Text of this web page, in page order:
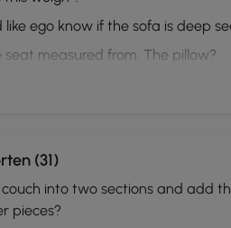
like ego know if the sofa is deep
seat measured from. The pillow?
(31)
into two sections and add
pieces?